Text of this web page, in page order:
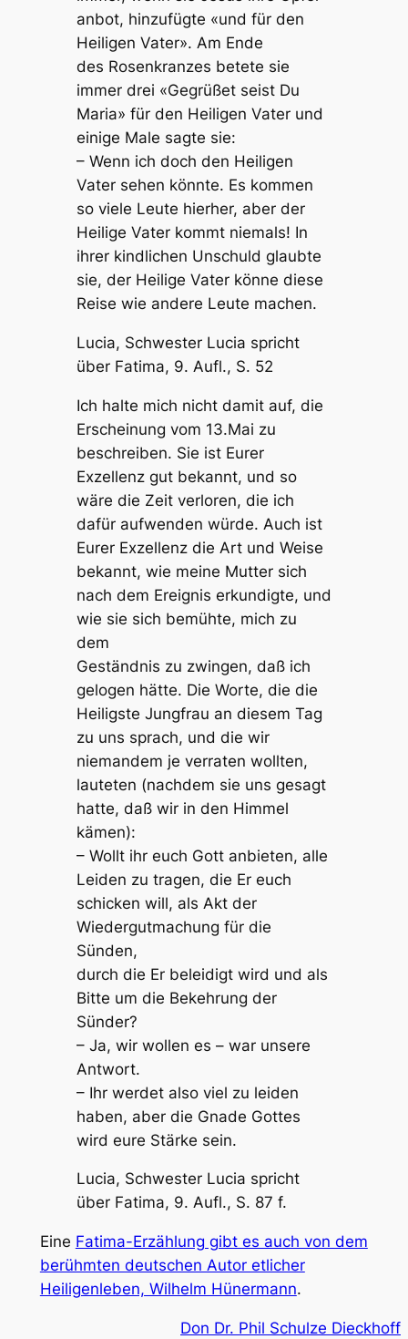
anbot, hinzufügte «und für den
Heiligen Vater». Am Ende
des Rosenkranzes betete sie
immer drei «Gegrüßet seist Du
Maria» für den Heiligen Vater und
einige Male sagte sie:
– Wenn ich doch den Heiligen
Vater sehen könnte. Es kommen
so viele Leute hierher, aber der
Heilige Vater kommt niemals! In
ihrer kindlichen Unschuld glaubte
sie, der Heilige Vater könne diese
Reise wie andere Leute machen.
Lucia, Schwester Lucia spricht
über Fatima, 9. Aufl., S. 52
Ich halte mich nicht damit auf, die
Erscheinung vom 13.Mai zu
beschreiben. Sie ist Eurer
Exzellenz gut bekannt, und so
wäre die Zeit verloren, die ich
dafür aufwenden würde. Auch ist
Eurer Exzellenz die Art und Weise
bekannt, wie meine Mutter sich
nach dem Ereignis erkundigte, und
wie sie sich bemühte, mich zu
dem
Geständnis zu zwingen, daß ich
gelogen hätte. Die Worte, die die
Heiligste Jungfrau an diesem Tag
zu uns sprach, und die wir
niemandem je verraten wollten,
lauteten (nachdem sie uns gesagt
hatte, daß wir in den Himmel
kämen):
– Wollt ihr euch Gott anbieten, alle
Leiden zu tragen, die Er euch
schicken will, als Akt der
Wiedergutmachung für die
Sünden,
durch die Er beleidigt wird und als
Bitte um die Bekehrung der
Sünder?
– Ja, wir wollen es – war unsere
Antwort.
– Ihr werdet also viel zu leiden
haben, aber die Gnade Gottes
wird eure Stärke sein.
Lucia, Schwester Lucia spricht
über Fatima, 9. Aufl., S. 87 f.
Eine Fatima-Erzählung gibt es auch von dem
berühmten deutschen Autor etlicher
Heiligenleben, Wilhelm Hünermann.
Don Dr. Phil Schulze Dieckhoff